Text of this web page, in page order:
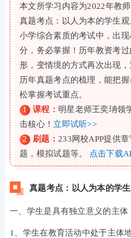
本文所学习内容为2022年教
真题考点：以人为本的学生
小学综合素质的考试中，出
分，务必掌握！历年教资考
形，变情境的方式再次出现
历年真题考点的梳理，能把
松掌握考试重点。
1
课程： 明星老师王奕珃领
击核心！ 立即试听>>
2
刷题： 233网校APP提供
题，模拟试题等。
点击下载
真题考点：以人为本的学
一、学生是具有独立意义的主体
1、学生在教育活动中处于主体